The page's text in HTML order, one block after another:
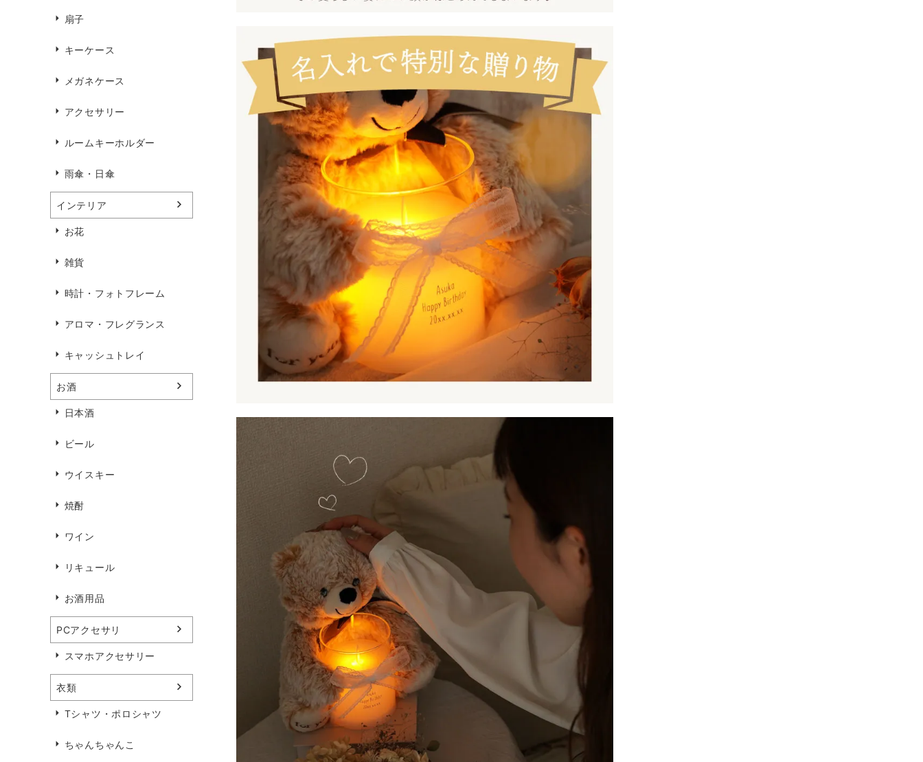
扇子
キーケース
メガネケース
アクセサリー
ルームキーホルダー
雨傘・日傘
インテリア
お花
雑貨
時計・フォトフレーム
アロマ・フレグランス
キャッシュトレイ
お酒
日本酒
ビール
ウイスキー
焼酎
ワイン
リキュール
お酒用品
PCアクセサリ
スマホアクセサリー
衣類
Tシャツ・ポロシャツ
ちゃんちゃんこ